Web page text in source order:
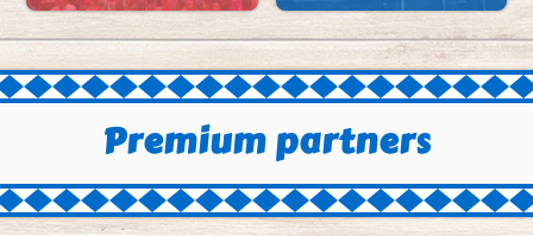
Premium partners